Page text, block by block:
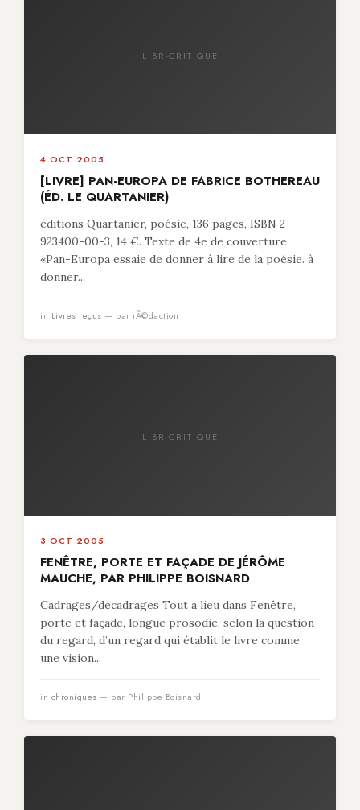
LIBR-CRITIQUE
4 OCT 2005
[LIVRE] PAN-EUROPA DE FABRICE BOTHEREAU
(ÉD. LE QUARTANIER)
éditions Quartanier, poésie, 136 pages, ISBN 2-
923400-00-3, 14 €. Texte de 4e de couverture
«Pan-Europa essaie de donner à lire de la poésie. à
donner...
in Livres reçus — par rÃ©daction
LIBR-CRITIQUE
3 OCT 2005
FENÊTRE, PORTE ET FAÇADE DE JÉRÔME
MAUCHE, PAR PHILIPPE BOISNARD
Cadrages/décadrages Tout a lieu dans Fenêtre,
porte et façade, longue prosodie, selon la question
du regard, d’un regard qui établit le livre comme
une vision...
in chroniques — par Philippe Boisnard